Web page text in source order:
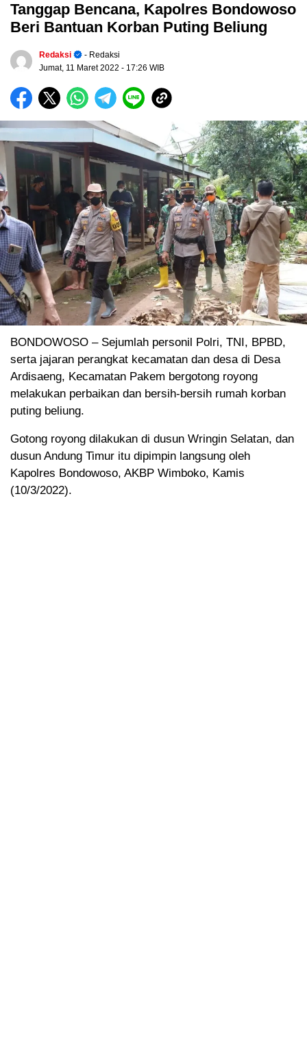
Tanggap Bencana, Kapolres Bondowoso
Beri Bantuan Korban Puting Beliung
Redaksi
- Redaksi
Jumat, 11 Maret 2022 - 17:26 WIB
BONDOWOSO – Sejumlah personil Polri, TNI, BPBD,
serta jajaran perangkat kecamatan dan desa di Desa
Ardisaeng, Kecamatan Pakem bergotong royong
melakukan perbaikan dan bersih-bersih rumah korban
puting beliung.
Gotong royong dilakukan di dusun Wringin Selatan, dan
dusun Andung Timur itu dipimpin langsung oleh
Kapolres Bondowoso, AKBP Wimboko, Kamis
(10/3/2022).